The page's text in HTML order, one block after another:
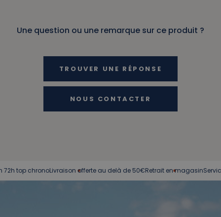
Une question ou une remarque sur ce produit ?
TROUVER UNE RÉPONSE
NOUS CONTACTER
Livraison offerte au delà de 50€Retrait en magasinService client à